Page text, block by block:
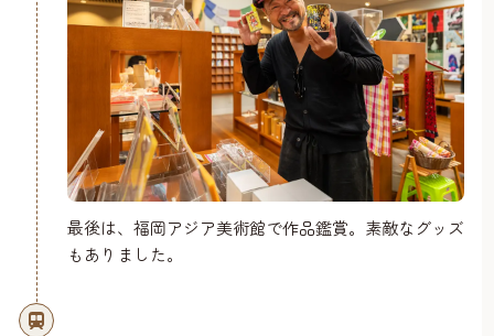
最後は、福岡アジア美術館で作品鑑賞。素敵なグッズ
もありました。